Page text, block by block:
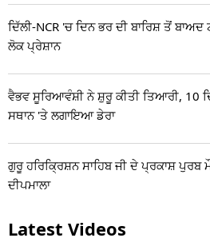
ਦਿੱਲੀ-NCR 'ਚ ਦਿਨ ਭਰ ਦੀ ਬਾਰਿਸ਼ ਤੋਂ ਬਾਅਦ
ਲੋਕ ਪ੍ਰੇਸ਼ਾਨ
ਵੈਭਵ ਸੂਰਿਆਵੰਸ਼ੀ ਨੇ ਸ਼ੁਰੂ ਕੀਤੀ ਤਿਆਰੀ, 10
ਸਥਾਨ 'ਤੇ ਲਗਾਇਆ ਡੇਰਾ
ਗੁਰੂ ਹਰਿਕ੍ਰਿਸ਼ਨ ਸਾਹਿਬ ਜੀ ਦੇ ਪ੍ਰਕਾਸ਼
ਦੀਪਮਾਲਾ
Latest Videos